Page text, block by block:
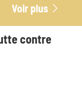
Voir plus 
contre